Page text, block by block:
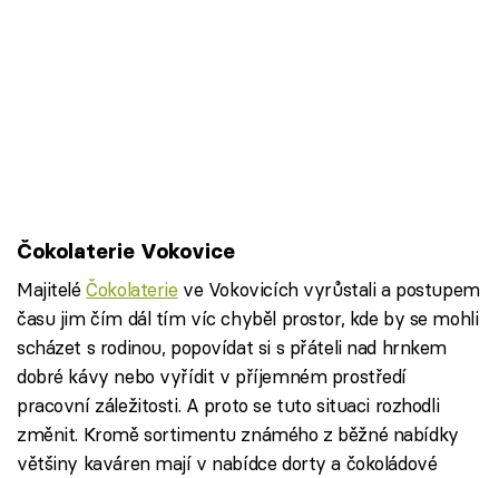
Čokolaterie Vokovice
MajiteléČokolaterieve Vokovicích vyrůstali a postupem
času jim čím dál tím víc chyběl prostor, kde by se mohli
scházet s rodinou, popovídat si s přáteli nad hrnkem
dobré kávy nebo vyřídit v příjemném prostředí
pracovní záležitosti. A proto se tuto situaci rozhodli
změnit. Kromě sortimentu známého z běžné nabídky
většiny kaváren mají v nabídce dorty a čokoládové